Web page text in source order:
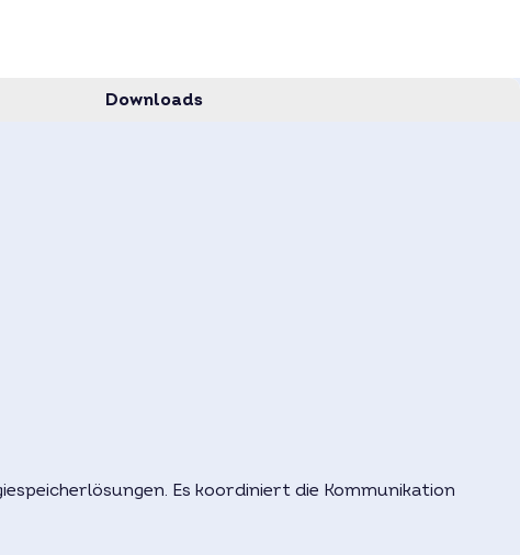
Downloads
Es koordiniert die Kommunikation